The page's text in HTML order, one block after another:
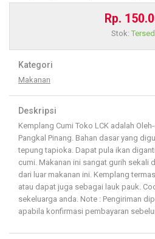
Rp.
Stok:
Kategori
Makanan
Deskripsi
Kemplang Cumi Toko LCK adalah
Pangkal Pinang. Bahan dasar yang
tepung tapioka. Dapat pula ikan
cumi. Makanan ini sangat gurih sekali
dari luar makanan ini. Kemplang
atau dapat juga sebagai lauk pauk.
sekeluarga anda. Note : Pengiriman
apabila konfirmasi pembayaran